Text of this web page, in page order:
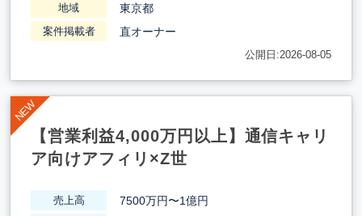
地域 東京都
案件掲載者 直オーナー
公開日:2026-08-05
【営業利益4,000万円以上】通信キャリ
ア向けアフィリ×Z世
売上高 7500万円〜1億円